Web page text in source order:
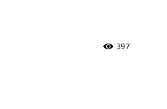
397